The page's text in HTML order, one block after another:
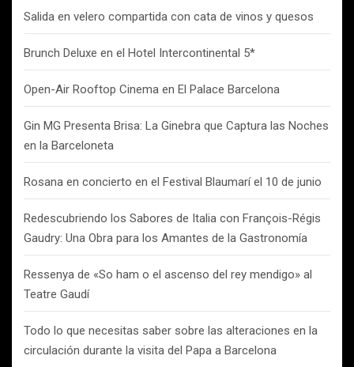
Salida en velero compartida con cata de vinos y quesos
Brunch Deluxe en el Hotel Intercontinental 5*
Open-Air Rooftop Cinema en El Palace Barcelona
Gin MG Presenta Brisa: La Ginebra que Captura las Noches
en la Barceloneta
Rosana en concierto en el Festival Blaumarí el 10 de junio
Redescubriendo los Sabores de Italia con François-Régis
Gaudry: Una Obra para los Amantes de la Gastronomía
Ressenya de «So ham o el ascenso del rey mendigo» al
Teatre Gaudí
Todo lo que necesitas saber sobre las alteraciones en la
circulación durante la visita del Papa a Barcelona